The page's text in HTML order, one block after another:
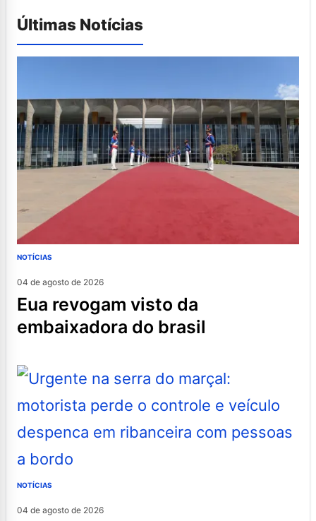
Últimas Notícias
NOTÍCIAS
04 de agosto de 2026
eua revogam visto da
embaixadora do brasil
NOTÍCIAS
04 de agosto de 2026